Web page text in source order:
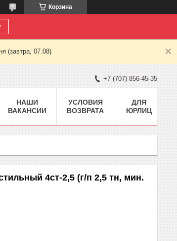
Корзина
(завтра, 07.08)
+7 (707) 856-45-35
НАШИ
ВАКАНСИИ
УСЛОВИЯ
ВОЗВРАТА
ДЛЯ
ЮРЛИЦ
4ст-2,5 (г/п 2,5 тн, мин.